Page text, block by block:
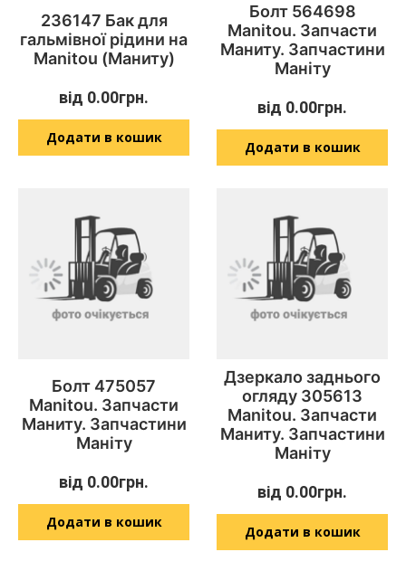
236147 Бак для
гальмівної рідини на
Manitou (Маниту)
від 0.00грн.
Додати в кошик
Болт 564698
Manitou. Запчасти
Маниту. Запчастини
Маніту
від 0.00грн.
Додати в кошик
Болт 475057
Manitou. Запчасти
Маниту. Запчастини
Маніту
від 0.00грн.
Додати в кошик
Дзеркало заднього
огляду 305613
Manitou. Запчасти
Маниту. Запчастини
Маніту
від 0.00грн.
Додати в кошик